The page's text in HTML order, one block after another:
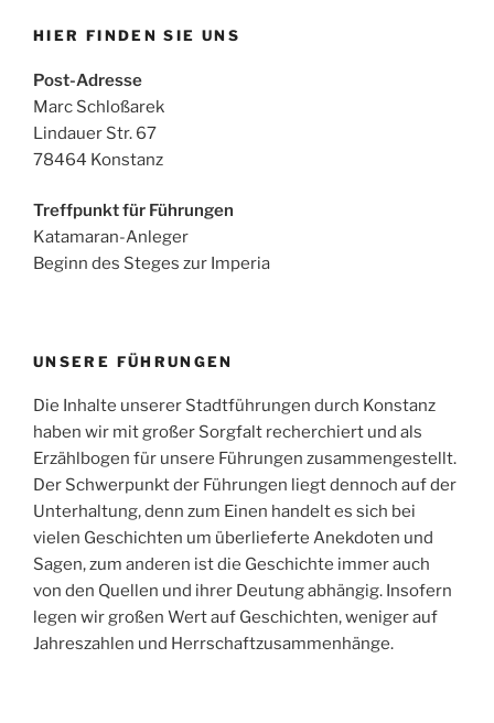
HIER FINDEN SIE UNS
Post-Adresse
Marc Schloßarek
Lindauer Str. 67
78464 Konstanz
Treffpunkt für Führungen
Katamaran-Anleger
Beginn des Steges zur Imperia
UNSERE FÜHRUNGEN
Die Inhalte unserer Stadtführungen durch Konstanz
haben wir mit großer Sorgfalt recherchiert und als
Erzählbogen für unsere Führungen zusammengestellt.
Der Schwerpunkt der Führungen liegt dennoch auf der
Unterhaltung, denn zum Einen handelt es sich bei
vielen Geschichten um überlieferte Anekdoten und
Sagen, zum anderen ist die Geschichte immer auch
von den Quellen und ihrer Deutung abhängig. Insofern
legen wir großen Wert auf Geschichten, weniger auf
Jahreszahlen und Herrschaftzusammenhänge.